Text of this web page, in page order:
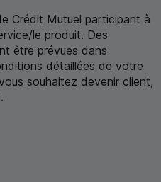
Crédit Mutuel participant à
le produit. Des
être prévues dans
détaillées de votre
souhaitez devenir client,
.